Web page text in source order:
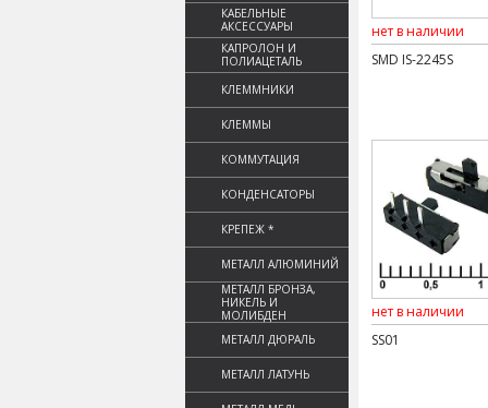
КАБЕЛЬНЫЕ
АКСЕССУАРЫ
КАПРОЛОН И
ПОЛИАЦЕТАЛЬ
КЛЕММНИКИ
КЛЕММЫ
КОММУТАЦИЯ
КОНДЕНСАТОРЫ
КРЕПЕЖ *
МЕТАЛЛ АЛЮМИНИЙ
МЕТАЛЛ БРОНЗА,
НИКЕЛЬ И
МОЛИБДЕН
МЕТАЛЛ ДЮРАЛЬ
МЕТАЛЛ ЛАТУНЬ
нет в наличии
SMD IS-2245S
нет в наличии
SS01